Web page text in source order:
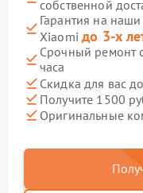
собственной
Гарантия на
Xiaomiдо 3-х
Срочный ремонт
часа
Скидка для вас до
Получите 1500
Оригинальные